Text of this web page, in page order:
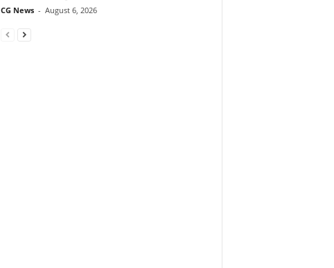
CG News - August 6, 2026